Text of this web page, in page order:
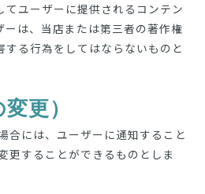
てユーザーに提供されるコンテン
ーは、当店または第三者の著作権
する行為をしてはならないものと
更）
合には、ユーザーに通知すること
更することができるものとしま